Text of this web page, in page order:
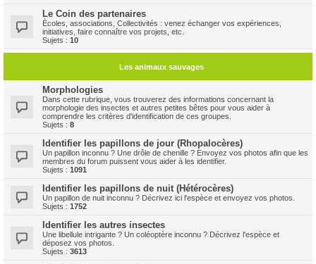
Le Coin des partenaires
Ècoles, associations, Collectivités : venez échanger vos expériences,
initiatives, faire connaître vos projets, etc.
Sujets : 10
Les animaux sauvages
Morphologies
Dans cette rubrique, vous trouverez des informations concernant la
morphologie des insectes et autres petites bêtes pour vous aider à
comprendre les critères d'identification de ces groupes.
Sujets : 8
Identifier les papillons de jour (Rhopalocères)
Un papillon inconnu ? Une drôle de chenille ? Envoyez vos photos afin que les
membres du forum puissent vous aider à les identifier.
Sujets : 1091
Identifier les papillons de nuit (Hétérocères)
Un papillon de nuit inconnu ? Décrivez ici l'espèce et envoyez vos photos.
Sujets : 1752
Identifier les autres insectes
Une libellule intrigante ? Un coléoptère inconnu ? Décrivez l'espèce et
déposez vos photos.
Sujets : 3613